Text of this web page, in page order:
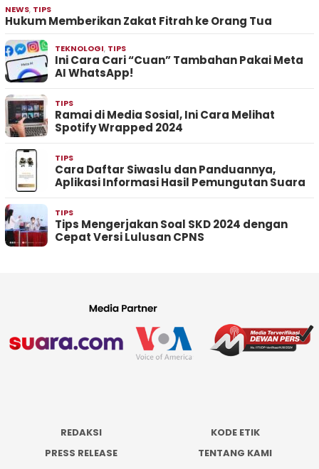
NEWS, TIPS
Hukum Memberikan Zakat Fitrah ke Orang Tua
TEKNOLOGI, TIPS
Ini Cara Cari “Cuan” Tambahan Pakai Meta
AI WhatsApp!
TIPS
Ramai di Media Sosial, Ini Cara Melihat
Spotify Wrapped 2024
TIPS
Cara Daftar Siwaslu dan Panduannya,
Aplikasi Informasi Hasil Pemungutan Suara
TIPS
Tips Mengerjakan Soal SKD 2024 dengan
Cepat Versi Lulusan CPNS
REDAKSI
KODE ETIK
PRESS RELEASE
TENTANG KAMI